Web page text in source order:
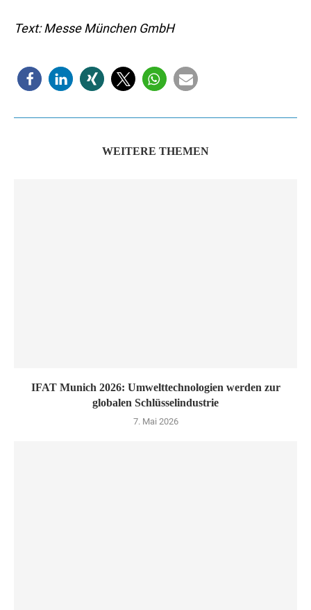
Text: Messe München GmbH
WEITERE THEMEN
IFAT Munich 2026: Umwelttechnologien werden zur
globalen Schlüsselindustrie
7. Mai 2026